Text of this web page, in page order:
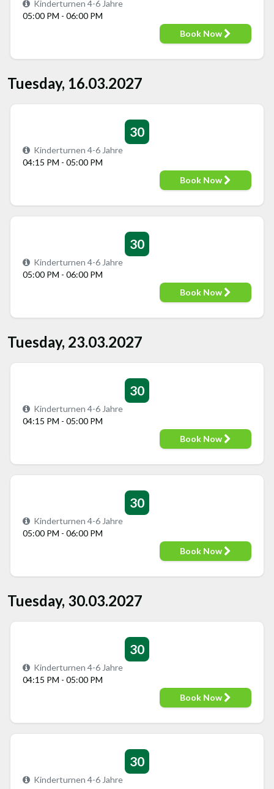
Kinderturnen 4-6 Jahre
05:00 PM - 06:00 PM
Book Now
Tuesday, 16.03.2027
30
Kinderturnen 4-6 Jahre
04:15 PM - 05:00 PM
Book Now
30
Kinderturnen 4-6 Jahre
05:00 PM - 06:00 PM
Book Now
Tuesday, 23.03.2027
30
Kinderturnen 4-6 Jahre
04:15 PM - 05:00 PM
Book Now
30
Kinderturnen 4-6 Jahre
05:00 PM - 06:00 PM
Book Now
Tuesday, 30.03.2027
30
Kinderturnen 4-6 Jahre
04:15 PM - 05:00 PM
Book Now
30
Kinderturnen 4-6 Jahre